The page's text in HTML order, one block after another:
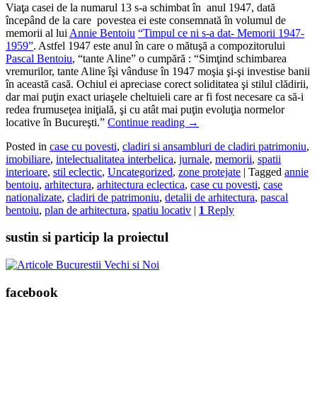
Viaţa casei de la numarul 13 s-a schimbat în anul 1947, dată
începând de la care povestea ei este consemnată în volumul de
memorii al lui Annie Bentoiu “Timpul ce ni s-a dat- Memorii 1947-
1959”. Astfel 1947 este anul în care o mătuşă a compozitorului
Pascal Bentoiu, “tante Aline” o cumpără : “Simţind schimbarea
vremurilor, tante Aline îşi vânduse în 1947 moşia şi-şi investise banii
în această casă. Ochiul ei apreciase corect soliditatea şi stilul clădirii,
dar mai puţin exact uriaşele cheltuieli care ar fi fost necesare ca să-i
redea frumuseţea iniţială, şi cu atât mai puţin evoluţia normelor
locative în Bucureşti.” Continue reading →
Posted in case cu povesti, cladiri si ansambluri de cladiri patrimoniu,
imobiliare, intelectualitatea interbelica, jurnale, memorii, spatii
interioare, stil eclectic, Uncategorized, zone protejate | Tagged annie
bentoiu, arhitectura, arhitectura eclectica, case cu povesti, case
nationalizate, cladiri de patrimoniu, detalii de arhitectura, pascal
bentoiu, plan de arhitectura, spatiu locativ | 1 Reply
sustin si particip la proiectul
facebook